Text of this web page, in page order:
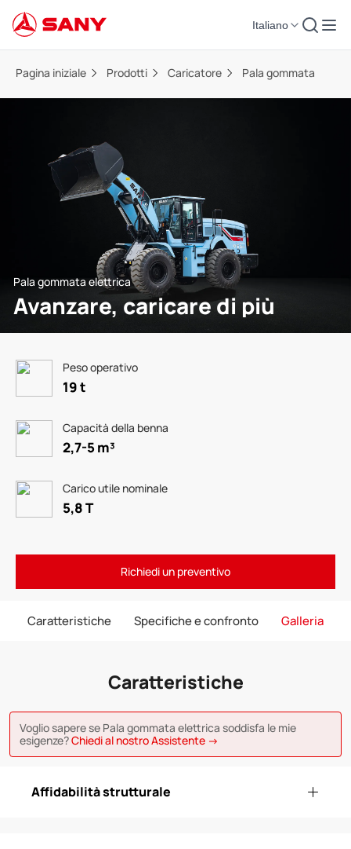
Italiano
Pagina iniziale Prodotti Caricatore Pala gommata
Pala gommata elettrica
Avanzare, caricare di più
Peso operativo
19 t
Capacità della benna
2,7-5 m³
Carico utile nominale
5,8 T
Richiedi un preventivo
Caratteristiche Specifiche e confronto Galleria
Caratteristiche
Voglio sapere se Pala gommata elettrica soddisfa le mie
esigenze?Chiedi al nostro Assistente →
Affidabilità strutturale